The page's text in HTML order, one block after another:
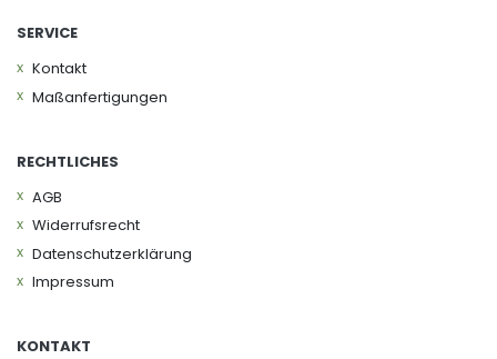
SERVICE
Kontakt
Maßanfertigungen
RECHTLICHES
AGB
Widerrufs­recht
Daten­schutz­erklärung
Impressum
KONTAKT